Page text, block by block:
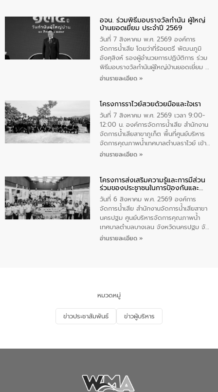
ทิพย์คำ รองผู้ว่าราชการจังหวัดมุกดาหาร
เป็นประธานในพิธี ณ เรือนจําชั่วคราวนาโสก
ตําบลนาโสก อําเภอเมืองมุกดาหาร จังหวัด
มุกดาหาร โดยในกิจกรรมได้ร่วมปลูกป่า และ
ทําความสะอาดภายในบริเวณ จัดกิจกรรม
เพื่อถวายเป็นพระราชกุศล สมเด็จพระนาง
เจ้าสิริกิติ์พระบรมราชินีนาถ พระบรมราช
อจน. ร่วมพิธีมอบรางวัลกำนัน ผู้ใหญ่
บ้านยอดเยี่ยม ประจำปี 2569
วันที่ 7 สิงหาคม พ.ศ. 2569 องค์การ
จัดการน้ำเสีย โดยว่าที่ร้อยตรี พัฒนภูมิ
อังศุสิงห์ รองผู้อำนวยการปฏิบัติการ ร่วม
พิธีมอบรางวัลกำนันผู้ใหญ่บ้านยอดเยี่ยม ณ
ทำเนียบรัฐบาล โดยมีนายอนุทิน ชาญวีรกูล
ทองคำและประกาศเกียรติคุณให้แก่ กำนัน
ผู้ใหญ่บ้านยอดเยี่ยม พร้อมกล่าวชื่นชม ให้
โอวาท และมอบนโยบาย
อ่านรายละเอียด »
โครงการราไวย์สวยด้วยมือและใจเรา
วันที่ 7 สิงหาคม พ.ศ. 2569 เวลา 9:00-
12:00 น. องค์การจัดการน้ำเสีย สำนักงาน
จัดการน้ำเสียสาขาภูเก็ต พื้นที่ศูนย์บริหาร
จัดการคุณภาพน้ำเทศบาลตำบลราไวย์ เข้า
ร่วมโครงการราไวย์สวยด้วยมือและใจเรา
ประชาชน ตัวแทนจากโรงแรมต่างๆ ในเขต
เทศบาลตำบลราไวย์ ศูนย์บริหารจัดการ
คุณภาพน้ำเทศบาลตำบลราไวย์ นำโดยนาย
น้อย แก้วเศษ ผู้จัดการสำนักงานจัดการน้ำ
เสียสาขาภูเก็ต พร้อมด้วยเจ้าหน้าที่ จำนวน
5 คน ร่วมทำกิจกรรม ทำความสะอาด
ชายหาดและแหล่งท่องเที่ยว ณ บริเวณ
อ่านรายละเอียด »
โครงการส่งเสริมความรู้และการมีส่วน
ร่วมของประชาชนในการป้องกันและ
แก้ไขปัญหาน้ำเสียอย่างยั่งยืน
วันที่ 6 สิงหาคม พ.ศ. 2569 องค์การ
จัดการน้ำเสีย สำนักงานจัดการน้ำเสียสาขา
นครปฐม ศูนย์บริหารจัดการคุณภาพน้ำ
เทศบาลตำบลบางเลน จังหวัดนครปฐม จัด
กิจกรรมภายใต้โครงการส่งเสริมความรู้และ
จัดการน้ำเสียและสร้างจิตสำนึกในการ
อนุรักษ์สิ่งแวดล้อม ในหัวข้อ “น้ำเสียชุมชน
และการบำบัดน้ำเสียเบื้องต้น” โดยให้ความรู้
เกี่ยวกับสาเหตุและผลกระทบของน้ำเสีย
ณ เทศบาลตำบลบางเลน จังหวัดนครปฐม
อ่านรายละเอียด »
หมวดหมู่
ข่าวประชาสัมพันธ์ ข่าวผู้บริหาร